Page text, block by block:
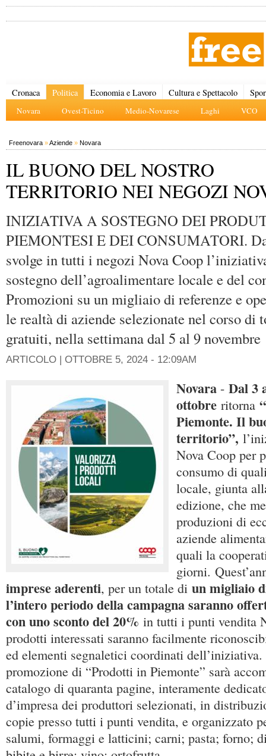
Cronaca Politica
Novara Ovest-Ticino Medio-Novarese Laghi VCO
Economia e Lavoro Cultura e Spettacolo
Freenovara »Aziende » Novara
IL BUONO DEL NOSTRO
TERRITORIO NEI NEGOZI
INIZIATIVA A SOSTEGNO DEI
PIEMONTESI E DEI CONSUMATORI.
svolge in tutti i negozi Nova Coop
sostegno dell’agroalimentare locale e del
Promozioni su un migliaio di referenze e
le realtà di aziende selezionate nel corso di
gratuiti, nella settimana dal 5 al 9 novembre
ARTICOLO | OTTOBRE 5, 2024 - 12:09AM
Novara - Dal 3
ottobre ritorna
Piemonte. Il
territorio”,
Nova Coop per
consumo di
locale, giunta
edizione, che
produzioni di
aziende
quali la
giorni.
imprese aderenti, per un totale di un migliaio
l’intero periodo della campagna saranno
con uno sconto del 20% in tutti i punti vendita
prodotti interessati saranno facilmente
ed elementi segnaletici coordinati
promozione di “Prodotti in Piemonte” sarà
catalogo di quaranta pagine, interamente
d’impresa dei produttori selezionati, in
copie presso tutti i punti vendita, e organizzato
salumi, formaggi e latticini; carni; pasta; forno;